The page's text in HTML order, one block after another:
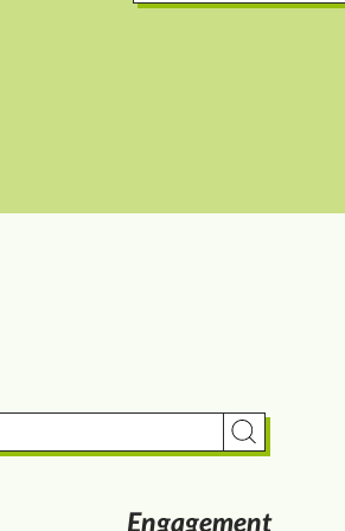
Suche starten
Engagement